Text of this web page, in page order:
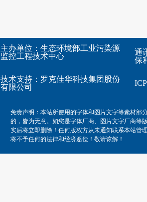
主办单位：生态环境部工业污染源
监控工程技术中心
技术支持： 罗克佳华科技集团股份
有限公司
通
保
免责声明：本站所使用的字体和图片文字等素材部
的，皆为无意。如您是字体厂商、图片文字厂商等
实后将立即删除！任何版权方从未通知联系本站管
将不予任何的法律和经济赔偿！敬请谅解！